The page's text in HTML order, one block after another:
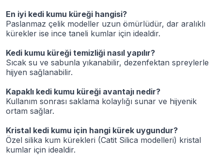
En iyi kedi kumu küreği hangisi?
Paslanmaz çelik modeller uzun ömürlüdür, dar aralıklı
kürekler ise ince taneli kumlar için idealdir.
Kedi kumu küreği temizliği nasıl yapılır?
Sıcak su ve sabunla yıkanabilir, dezenfektan spreylerle
hijyen sağlanabilir.
Kapaklı kedi kumu küreği avantajı nedir?
Kullanım sonrası saklama kolaylığı sunar ve hijyenik
ortam sağlar.
Kristal kedi kumu için hangi kürek uygundur?
Özel silika kum kürekleri (Catit Silica modelleri) kristal
kumlar için idealdir.